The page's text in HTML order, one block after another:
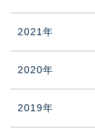
2021年
2020年
2019年